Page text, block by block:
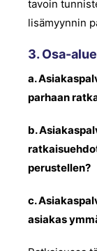
tavoin
lisämyynnin
3. Osa-
a.
parhaan
b.
perustellen?
c.
asiakas